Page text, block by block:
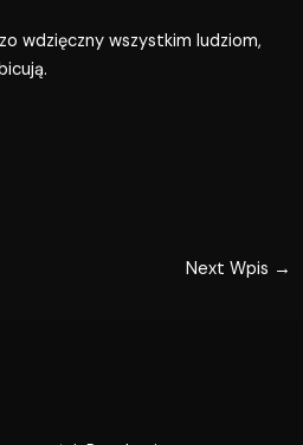
wdzięczny wszystkim ludziom,
Next Wpis →